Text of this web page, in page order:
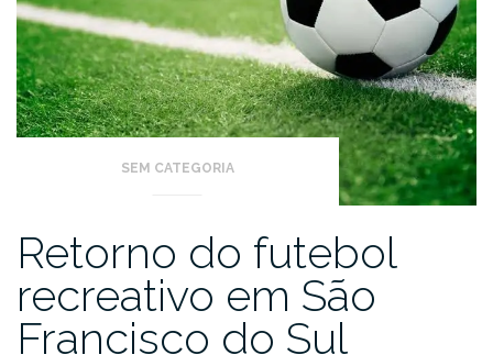
SEM CATEGORIA
Retorno do futebol
recreativo em São
Francisco do Sul